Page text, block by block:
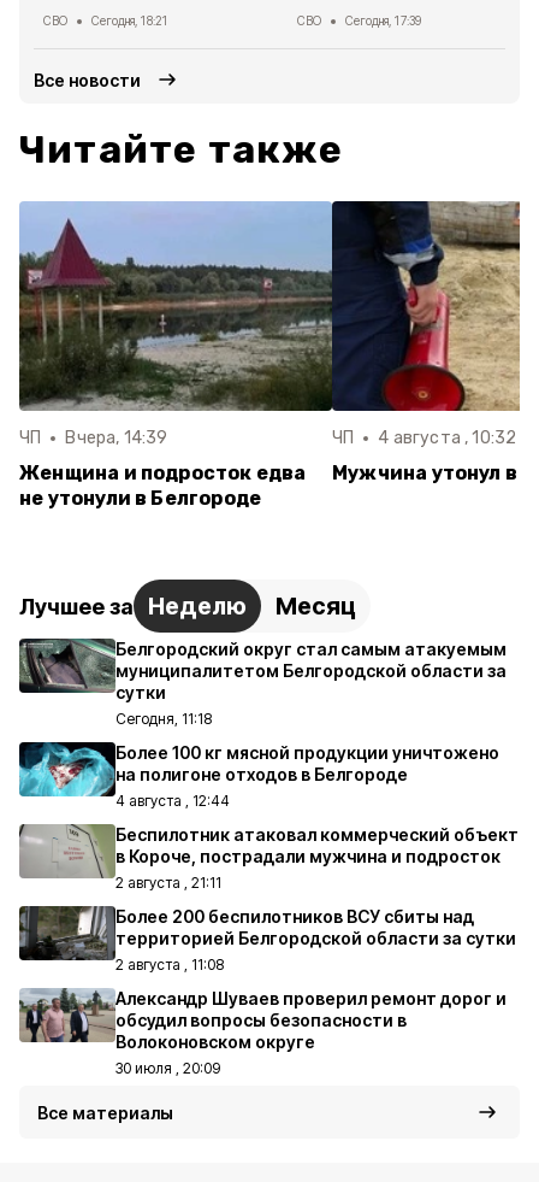
СВО Сегодня, 18:21 СВО Сегодня, 17:39
Все новости
Читайте также
ЧП Вчера, 14:39
Женщина и подросток едва
не утонули в Белгороде
ЧП 4 августа , 10:32
Мужчина утонул в
Лучшее за Неделю Месяц
Белгородский округ стал самым атакуемым
муниципалитетом Белгородской области за
сутки
Сегодня, 11:18
Более 100 кг мясной продукции уничтожено
на полигоне отходов в Белгороде
4 августа , 12:44
Беспилотник атаковал коммерческий объект
в Короче, пострадали мужчина и подросток
2 августа , 21:11
Более 200 беспилотников ВСУ сбиты над
территорией Белгородской области за сутки
2 августа , 11:08
Александр Шуваев проверил ремонт дорог и
обсудил вопросы безопасности в
Волоконовском округе
30 июля , 20:09
Все материалы